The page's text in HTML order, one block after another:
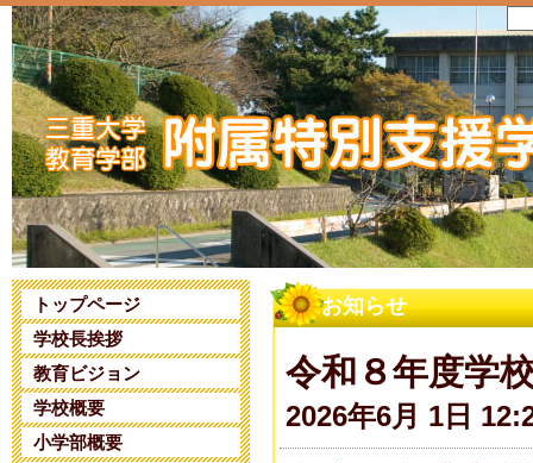
トップページ
学校長挨拶
教育ビジョン
学校概要
小学部概要
お知らせ
令和８年度学
2026年6月 1日